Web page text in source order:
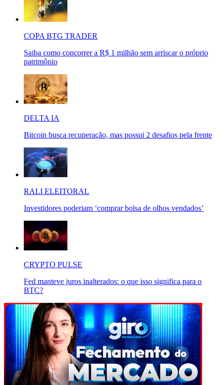
COPA BTG TRADER
Saiba como concorrer a R$ 1 milhão sem arriscar o próprio
patrimônio
DELTA IA
Bitcoin busca recuperação, mas possui 2 desafios pela frente
RALI ELEITORAL
Investidores poderiam ‘comprar bolsa de olhos vendados’
CRYPTO PULSE
Fed manteve juros inalterados: o que isso significa para o
BTC?